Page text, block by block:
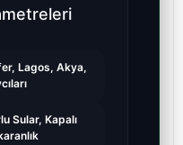
Lagos, Akya,
Sular, Kapalı